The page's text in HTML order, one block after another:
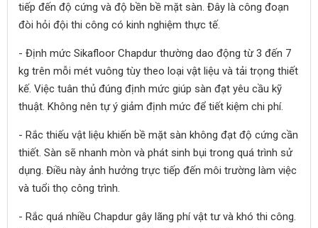
tiếp đến độ cứng và độ bền bề mặt sàn. Đây là công đoạn
đòi hỏi đội thi công có kinh nghiệm thực tế.
- Định mức Sikafloor Chapdur thường dao động từ 3 đến 7
kg trên mỗi mét vuông tùy theo loại vật liệu và tải trọng thiết
kế. Việc tuân thủ đúng định mức giúp sàn đạt yêu cầu kỹ
thuật. Không nên tự ý giảm định mức để tiết kiệm chi phí.
- Rắc thiếu vật liệu khiến bề mặt sàn không đạt độ cứng cần
thiết. Sàn sẽ nhanh mòn và phát sinh bụi trong quá trình sử
dụng. Điều này ảnh hưởng trực tiếp đến môi trường làm việc
và tuổi thọ công trình.
- Rắc quá nhiều Chapdur gây lãng phí vật tư và khó thi công.